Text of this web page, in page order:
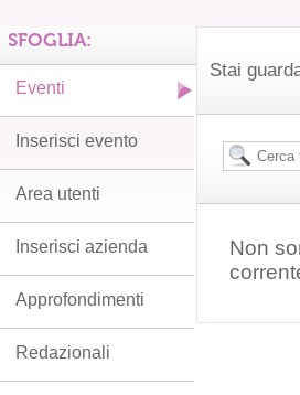
Stai
Non
SFOGLIA:
Eventi
Inserisci evento
Area utenti
Inserisci azienda
Approfondimenti
Redazionali